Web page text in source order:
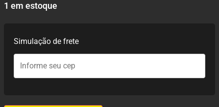
1 em estoque
Simulação de frete